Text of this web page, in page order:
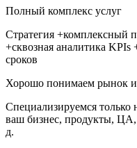
Полный комплекс услуг
Стратегия +комплексный
+сквозная аналитика
сроков
Хорошо понимаем рынок
Специализируемся только
ваш бизнес, продукты,
д.